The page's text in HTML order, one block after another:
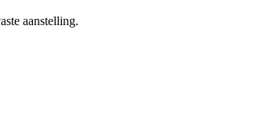
aanstelling.